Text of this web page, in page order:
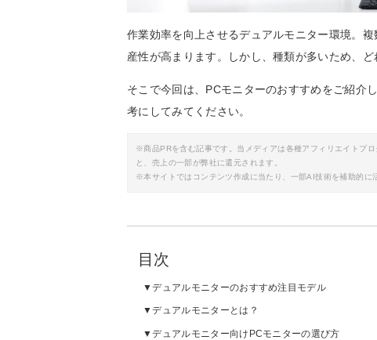
作業効率を向上させるデュアルモニター環境。
産性が高まります。しかし、種類が多いため、
そこで今回は、PCモニターのおすすめをご紹介
考にしてみてください。
※商品PRを含む記事です。当メディアは各種アフィリエイトプ
と、売上の一部が弊社に還元されます。
※本サイトではコンテンツ作成に当たり、一部AI技術を補助的に
目次
デュアルモニターのおすすめ注目モデル
デュアルモニターとは？
デュアルモニター向けPCモニターの選び方